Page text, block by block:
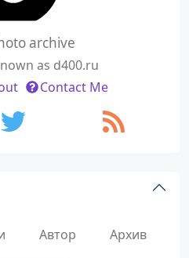
archive
as d400.ru
Contact Me
Автор Архив